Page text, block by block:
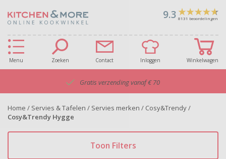
9.3 8131 beoordelingen
Menu Zoeken Contact Inloggen Winkelwagen
Gratis verzending vanaf € 70
Home / Servies & Tafelen / Servies merken / Cosy&Trendy/
Cosy&Trendy Hygge
Toon Filters